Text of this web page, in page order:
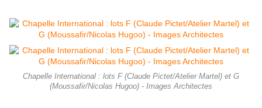
Chapelle International : lots F (Claude Pictet/Atelier Martel) et G
(Moussafir/Nicolas Hugoo) - Images Architectes